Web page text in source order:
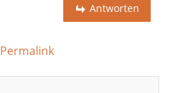
Antworten
Permalink